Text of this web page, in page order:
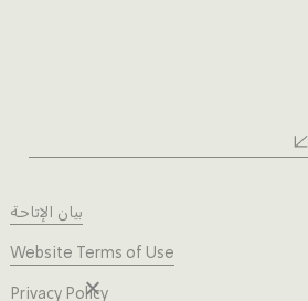
بيان الإتاحة
Website Terms of Use
Privacy Policy